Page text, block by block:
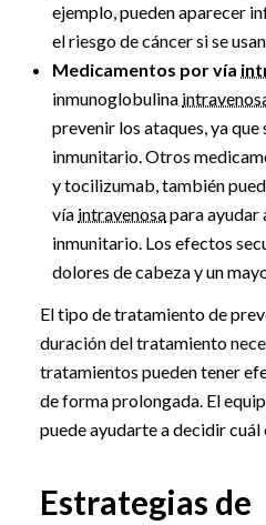
ejemplo, pueden aparecer
el riesgo de cáncer si se
Medicamentos por vía
inmunoglobulina
prevenir los ataques, ya
inmunitario. Otros
y tocilizumab, también
vía intravenosapara ayudar
inmunitario. Los efectos
dolores de cabeza y un
El tipo de tratamiento de
duración del tratamiento
tratamientos pueden tener
de forma prolongada. El
puede ayudarte a decidir cuál
Estrategias de